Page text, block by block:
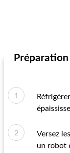
Préparation
Versez
un robot